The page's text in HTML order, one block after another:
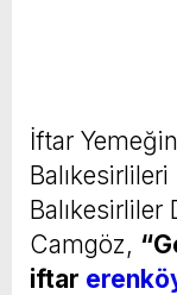
İftar
Balıkesirliler
Camgöz,
iftar